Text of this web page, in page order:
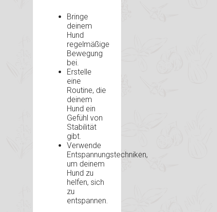
Bringe
deinem
Hund
regelmäßige
Bewegung
bei.
Erstelle
eine
Routine, die
deinem
Hund ein
Gefühl von
Stabilität
gibt.
Verwende
Entspannungstechniken,
um deinem
Hund zu
helfen, sich
zu
entspannen.